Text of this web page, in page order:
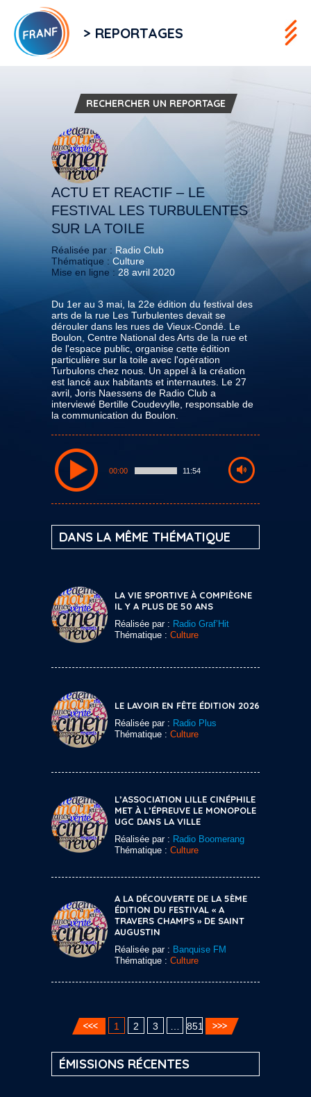
> REPORTAGES
RECHERCHER UN REPORTAGE
ACTU ET REACTIF – LE
FESTIVAL LES TURBULENTES
SUR LA TOILE
Réalisée par : Radio Club
Thématique : Culture
Mise en ligne : 28 avril 2020
Du 1er au 3 mai, la 22e édition du festival des
arts de la rue Les Turbulentes devait se
dérouler dans les rues de Vieux-Condé. Le
Boulon, Centre National des Arts de la rue et
de l'espace public, organise cette édition
particulière sur la toile avec l'opération
Turbulons chez nous. Un appel à la création
est lancé aux habitants et internautes. Le 27
avril, Joris Naessens de Radio Club a
interviewé Bertille Coudevylle, responsable de
la communication du Boulon.
00:00 11:54
DANS LA MÊME THÉMATIQUE
LA VIE SPORTIVE À COMPIÈGNE
IL Y A PLUS DE 50 ANS
Réalisée par : Radio Graf’Hit
Thématique : Culture
LE LAVOIR EN FÊTE ÉDITION 2026
Réalisée par : Radio Plus
Thématique : Culture
L’ASSOCIATION LILLE CINÉPHILE
MET À L’ÉPREUVE LE MONOPOLE
UGC DANS LA VILLE
Réalisée par : Radio Boomerang
Thématique : Culture
A LA DÉCOUVERTE DE LA 5ÈME
ÉDITION DU FESTIVAL « A
TRAVERS CHAMPS » DE SAINT
AUGUSTIN
Réalisée par : Banquise FM
Thématique : Culture
1 2 3 851
ÉMISSIONS RÉCENTES